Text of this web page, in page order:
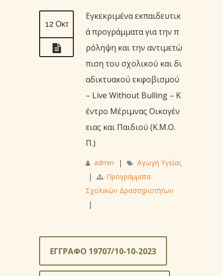
12 Οκτ
Εγκεκριμένα εκπαιδευτικ
ά προγράμματα για την π
ρόληψη και την αντιμετώ
πιση του σχολικού και δι
αδικτυακού εκφοβισμού
– Live Without Bulling – Κ
έντρο Μέριμνας Οικογέν
ειας και Παιδιού (Κ.Μ.Ο.
Π.)
admin |
Αγωγή Υγείας
|
Προγράμματα
Σχολικών Δραστηριοτήτων
|
ΕΓΓΡΑΦΟ 19707/10-10-2023